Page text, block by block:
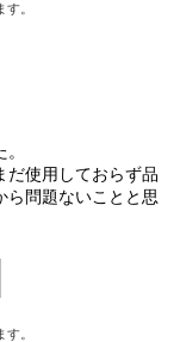
。
だ使用しておらず品
ら問題ないことと思
。